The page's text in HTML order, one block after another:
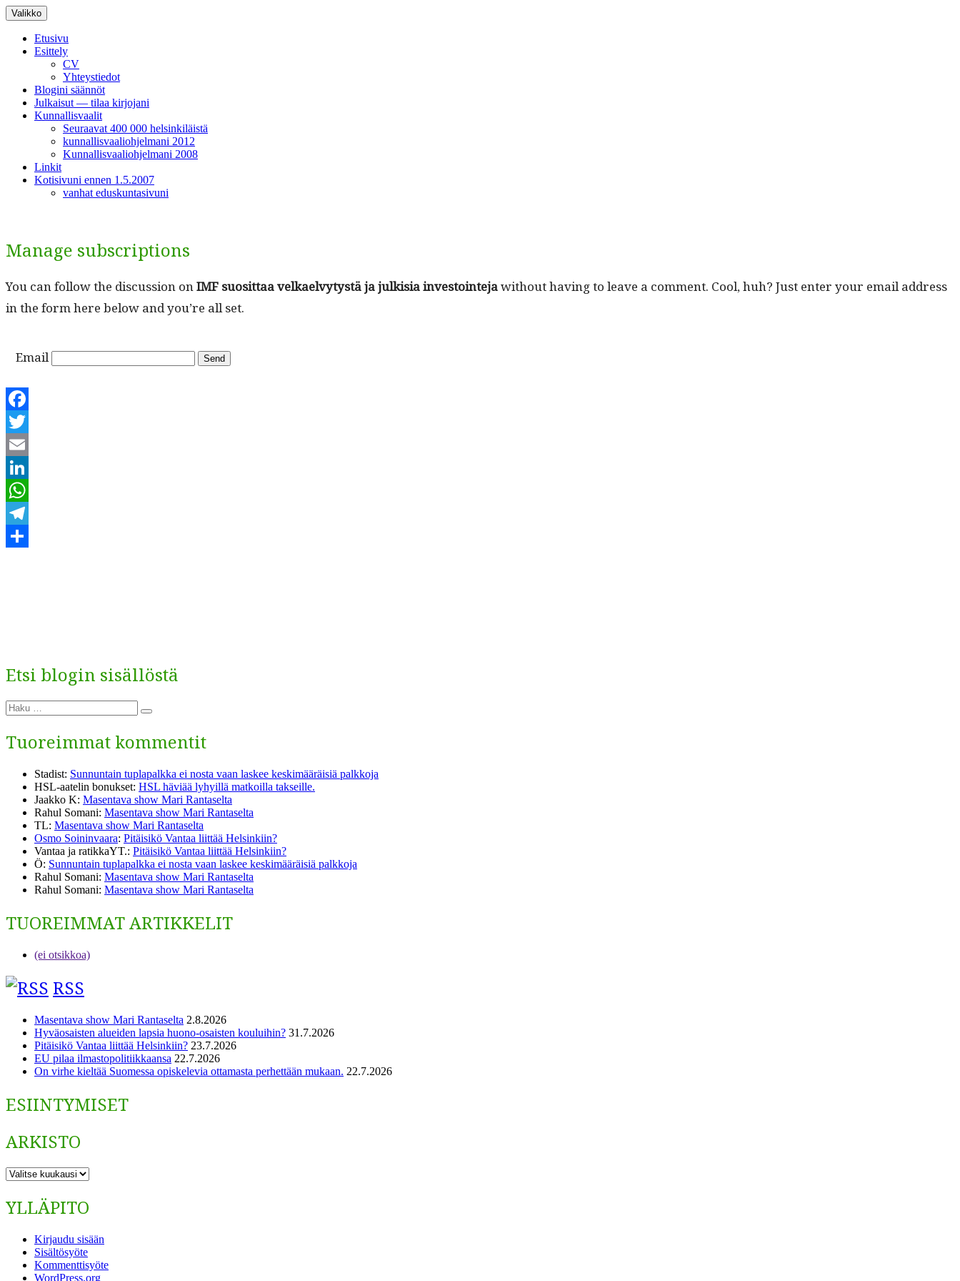
Siirry
sisältöön
Valikko
Etusivu
Esittely
CV
Yhteystiedot
Blogini säännöt
Julkaisut — tilaa kirjojani
Kunnallisvaalit
Seuraavat 400 000 helsinkiläistä
kunnallisvaaliohjelmani 2012
Kunnallisvaaliohjelmani 2008
Linkit
Kotisivuni ennen 1.5.2007
vanhat eduskuntasivuni
Manage subscriptions
You can fol­low the dis­cus­sion onIMF suosit­taa velka­elvy­tys­tä ja julk­isia investoin­te­jawith­out hav­ing to leave a com­ment. Cool, huh? Just enter your email address
in the form here below and you’re all set.
Email
Facebook
Twitter
Email
LinkedIn
WhatsApp
Telegram
Etsi blogin sisällöstä
Etsi:
Haku
Tuoreimmat kommentit
Stadist: Sunnuntain tuplapalkka ei nosta vaan laskee keskimääräisiä palkkoja
HSL-aatelin bonukset: HSL häviää lyhyillä matkoilla takseille.
Jaakko K: Masentava show Mari Rantaselta
Rahul Somani: Masentava show Mari Rantaselta
TL: Masentava show Mari Rantaselta
Osmo Soininvaara: Pitäisikö Vantaa liittää Helsinkiin?
Vantaa ja ratikkaYT.: Pitäisikö Vantaa liittää Helsinkiin?
Ö: Sunnuntain tuplapalkka ei nosta vaan laskee keskimääräisiä palkkoja
Rahul Somani: Masentava show Mari Rantaselta
Rahul Somani: Masentava show Mari Rantaselta
TUOREIMMAT ARTIKKELIT
(ei otsikkoa)
RSS
Masentava show Mari Rantaselta 2.8.2026
Hyväosaisten alueiden lapsia huono-osaisten kouluihin? 31.7.2026
Pitäisikö Vantaa liittää Helsinkiin? 23.7.2026
EU pilaa ilmastopolitiikkaansa 22.7.2026
On virhe kieltää Suomessa opiskelevia ottamasta perhettään mukaan. 22.7.2026
ESIINTYMISET
ARKISTO
ARKISTO
YLLÄPITO
Kirjaudu sisään
Sisältösyöte
Kommenttisyöte
WordPress.org